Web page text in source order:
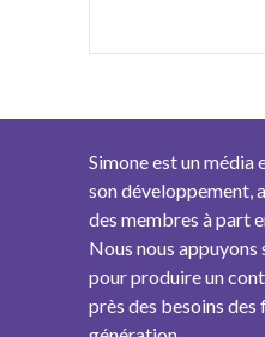
Simone est un média
son développement,
des membres à part
Nous nous
pour produire un
près des besoins